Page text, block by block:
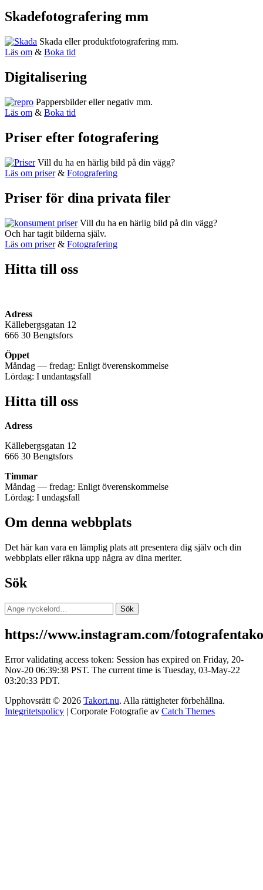
Skadefotografering mm
Skada eller produktfotografering mm.
Läs om & Boka tid
Digitalisering
Pappersbilder eller negativ mm.
Läs om & Boka tid
Priser efter fotografering
Vill du ha en härlig bild på din vägg?
Läs om priser& Fotografering
Priser för dina privata filer
Vill du ha en härlig bild på din vägg?
Och har tagit bilderna själv.
Läs om priser& Fotografering
Hitta till oss
Adress
Källebergsgatan 12
666 30 Bengtsfors
Öppet
Måndag — fredag: Enligt överenskommelse
Lördag: I undantagsfall
Hitta till oss
Adress
Källebergsgatan 12
666 30 Bengtsfors
Timmar
Måndag — fredag: Enligt överenskommelse
Lördag: I undagsfall
Om denna webbplats
Det här kan vara en lämplig plats att presentera dig själv och din
webbplats eller räkna upp några av dina meriter.
Sök
Sök
efter:
Sök
https://www.instagram.com/
Error validating access token: Session has expired on Friday, 20-
Nov-20 06:39:38 PST. The current time is Tuesday, 03-May-22
03:20:33 PDT.
Upphovsrätt © 2026 Takort.nu. Alla rättigheter förbehållna.
Integritetspolicy | Corporate Fotografie av Catch Themes